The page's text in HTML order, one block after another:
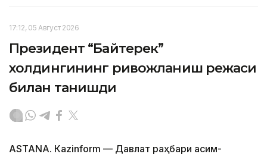
17:12, 05 Август 2026
Президент “Байтерек”
холдингининг ривожланиш режаси
билан танишди
ASTANА. Каzinform — Давлат раҳбари Қасим-